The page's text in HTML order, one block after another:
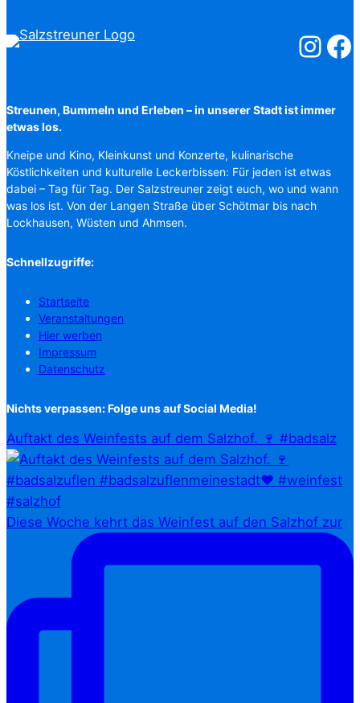
Streunen, Bummeln und Erleben – in unserer Stadt ist immer
etwas los.
Kneipe und Kino, Kleinkunst und Konzerte, kulinarische
Köstlichkeiten und kulturelle Leckerbissen: Für jeden ist etwas
dabei – Tag für Tag. Der Salzstreuner zeigt euch, wo und wann
was los ist. Von der Langen Straße über Schötmar bis nach
Lockhausen, Wüsten und Ahmsen.
Schnellzugriffe:
Startseite
Veranstaltungen
Hier werben
Impressum
Datenschutz
Nichts verpassen: Folge uns auf Social Media!
Auftakt des Weinfests auf dem Salzhof. 🍷 #badsalz
Diese Woche kehrt das Weinfest auf den Salzhof zur